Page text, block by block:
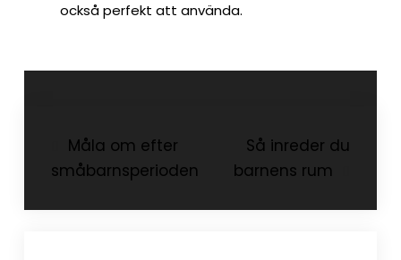
också perfekt att använda.
Inläggsnavigering
Måla om efter
småbarnsperioden
Så inreder du
barnens rum